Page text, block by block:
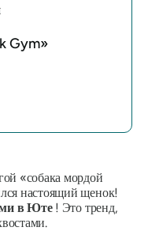
Gym»
«собака мордой
настоящий щенок!
в Юте! Это тренд,